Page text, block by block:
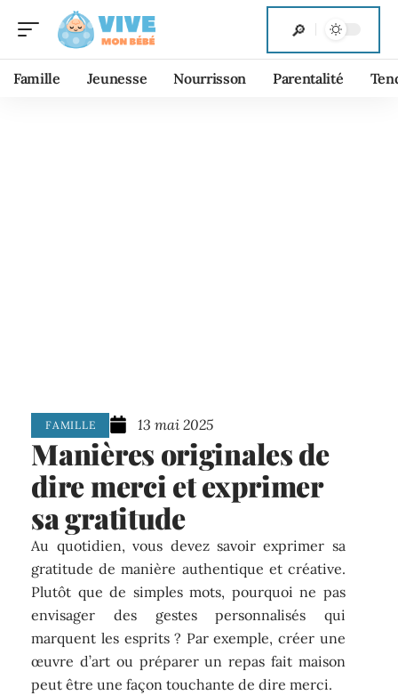
Famille Jeunesse Nourrisson Parentalité
FAMILLE 13 mai 2025
Manières originales de
dire merci et exprimer
sa gratitude
Au quotidien, vous devez savoir exprimer sa
gratitude de manière authentique et créative.
Plutôt que de simples mots, pourquoi ne pas
envisager des gestes personnalisés qui
marquent les esprits ? Par exemple, créer une
œuvre d’art ou préparer un repas fait maison
peut être une façon touchante de dire merci.